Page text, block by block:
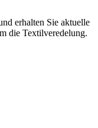
erhalten Sie aktuelle
die Textilveredelung.